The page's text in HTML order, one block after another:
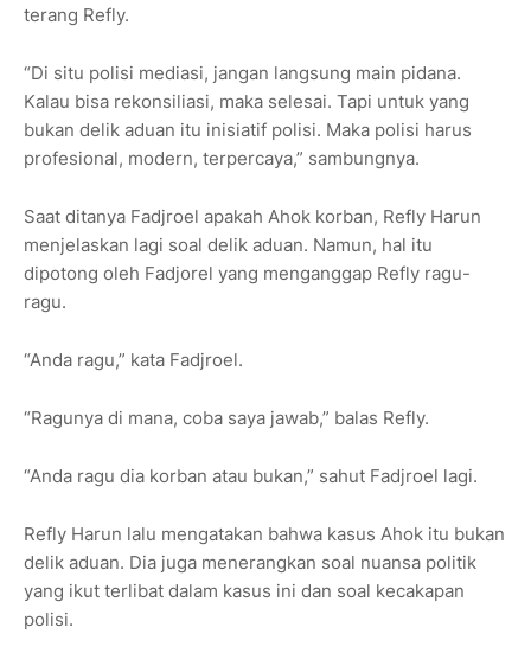
terang Refly.
“Di situ polisi mediasi, jangan langsung main pidana.
Kalau bisa rekonsiliasi, maka selesai. Tapi untuk yang
bukan delik aduan itu inisiatif polisi. Maka polisi harus
profesional, modern, terpercaya,” sambungnya.
Saat ditanya Fadjroel apakah Ahok korban, Refly Harun
menjelaskan lagi soal delik aduan. Namun, hal itu
dipotong oleh Fadjorel yang menganggap Refly ragu-
ragu.
“Anda ragu,” kata Fadjroel.
“Ragunya di mana, coba saya jawab,” balas Refly.
“Anda ragu dia korban atau bukan,” sahut Fadjroel lagi.
Refly Harun lalu mengatakan bahwa kasus Ahok itu bukan
delik aduan. Dia juga menerangkan soal nuansa politik
yang ikut terlibat dalam kasus ini dan soal kecakapan
polisi.